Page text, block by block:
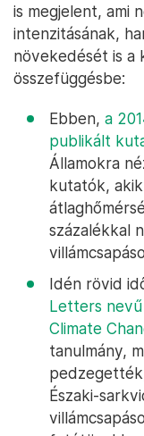
is megjelent, ami
intenzitásának,
növekedését is a
összefüggésbe:
Ebben, a
publikált
Államokra
kutatók,
százalékkal
Idén rövid
Letters
Climate
tanulmány,
Északi-